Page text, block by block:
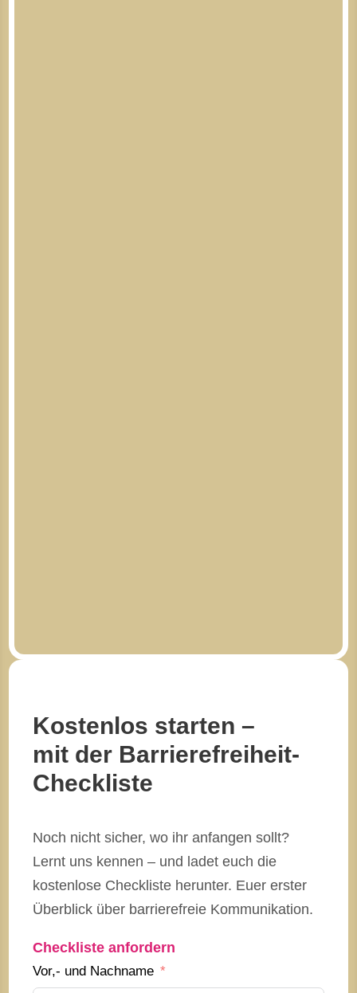
Kostenlos starten –
mit der Barrierefreiheit-
Checkliste
Noch nicht sicher, wo ihr anfangen sollt?
Lernt uns kennen – und ladet euch die
kostenlose Checkliste herunter. Euer erster
Überblick über barrierefreie Kommunikation.
Checkliste anfordern
Vor,- und Nachname